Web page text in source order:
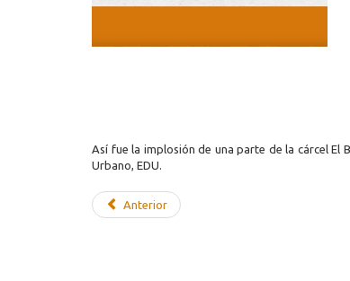
Así fue la implosión de una parte de la cárcel El
Urbano, EDU.
Anterior